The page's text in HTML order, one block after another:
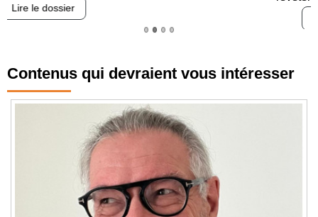
Contenus qui devraient vous intéresser